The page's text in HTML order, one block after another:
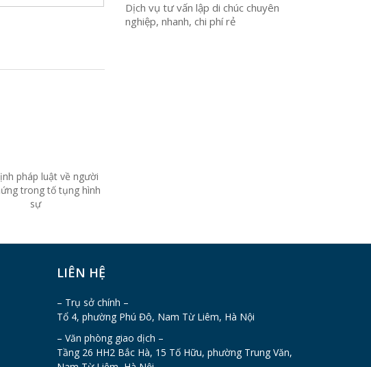
pháp luật về người
trong tố tụng hình
sự
Dịch vụ tư vấn lập di chúc chuyên
nghiệp, nhanh, chi phí rẻ
LIÊN HỆ
– Trụ sở chính –
Tổ 4, phường Phú Đô, Nam Từ Liêm, Hà Nội
– Văn phòng giao dịch –
Tầng 26 HH2 Bắc Hà, 15 Tố Hữu, phường Trung Văn,